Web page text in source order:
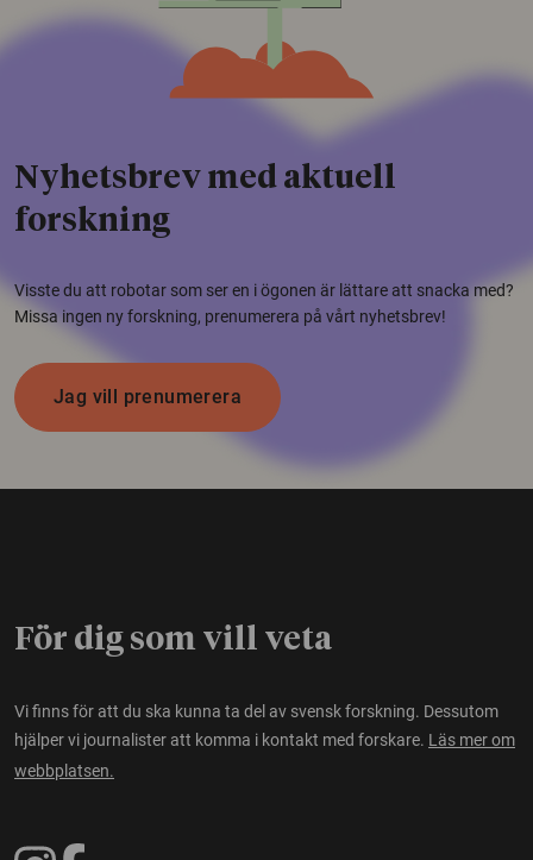
Nyhetsbrev med aktuell
forskning
Visste du att robotar som ser en i ögonen är lättare att snacka med?
Missa ingen ny forskning, prenumerera på vårt nyhetsbrev!
Jag vill prenumerera
För dig som vill veta
Vi finns för att du ska kunna ta del av svensk forskning. Dessutom
hjälper vi journalister att komma i kontakt med forskare. Läs mer om
webbplatsen.